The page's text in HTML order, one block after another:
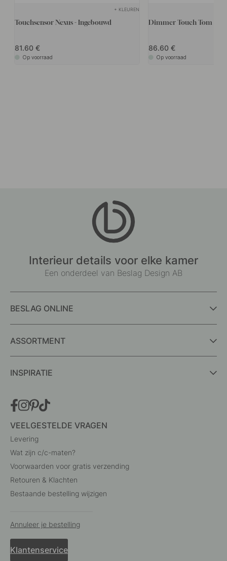
+ KLEUREN
Touchsensor Nexus - Ingebouwd
81.60
Op voorraad
Dimmer Touch Tom D-
86.60
Op voorraad
Interieur details voor elke kamer
Een onderdeel van Beslag Design AB
BESLAG ONLINE
ASSORTMENT
INSPIRATIE
VEELGESTELDE VRAGEN
Levering
Wat zijn c/c-maten?
Voorwaarden voor gratis verzending
Retouren & Klachten
Bestaande bestelling wijzigen
Annuleer je bestelling
Klantenservice